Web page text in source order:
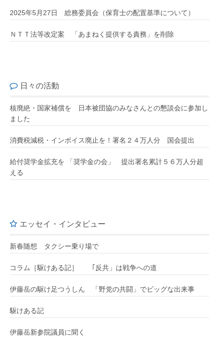
2025年5月27日 総務委員会（保育士の配置基準について）
ＮＴＴ法等改定案 「あまねく提供する責務」を削除
日々の活動
核廃絶・国家補償を 日本被団協のみなさんとの懇談会に参加し
ました
消費税減税・インボイス廃止を！署名２４万人分 国会提出
給付奨学金拡充を 「奨学金の会」 提出署名累計５６万人分超
える
エッセイ・インタビュー
新春随想 タクシー乗り場で
コラム［駆けある記］ ｢反共」は戦争への道
伊藤岳の駆け足つうしん 「野党の共闘」でビッグな出来事
駆けある記
伊藤岳新参院議員に聞く